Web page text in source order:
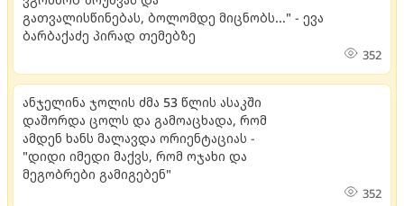
გათვალისწინებას, ბოლომდე მიცნობს..." - ევა
ბარბაქაძე პირად თემებზე
352
ანჯელინა ჯოლის ძმა 53 წლის ასაკში
დაშორდა ცოლს და გამოაცხადა, რომ
ამდენ ხანს მალავდა ორიენტაციას -
"დიდი იმედი მაქვს, რომ ოჯახი და
მეგობრები გამიგებენ"
352